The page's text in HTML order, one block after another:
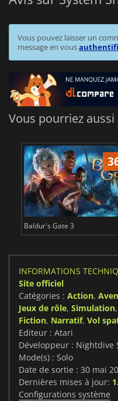
Vous pouvez laisser un
message en vous
Vous pourriez
Baldur's Gate 3
INFORMATIONS
Site officiel
Catégories : Action,
Jeux de rôle, Simulation,
Fiction, Narratif, Vol
Editeur : Atari
Développeur : Nightdive
Mode(s) : Solo
Date de sortie : 30 mai
Dernières mises à jour:
Configurations système